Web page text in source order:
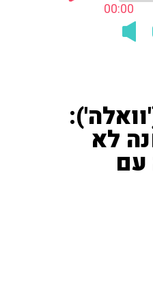
00:00
לא
עם